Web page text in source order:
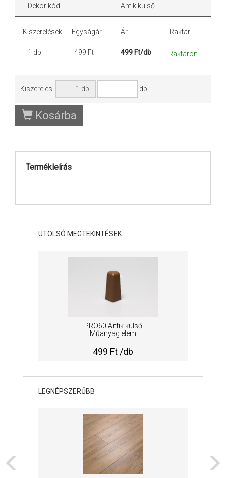
Dekor kód Antik külső
Kiszerelések Egyságár Ár Raktár
1 db 499 Ft 499 Ft/db Raktáron
Kiszerelés: db
Kosárba
Termékleírás
UTOLSÓ MEGTEKINTÉSEK
PRO60 Antik külső
Műanyag elem
499 Ft /db
LEGNÉPSZERŰBB